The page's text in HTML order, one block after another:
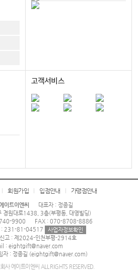
고객서비스
회원가입 입점안내 가맹점안내
이트이엔씨
대표자 : 정종길
경원대로1438, 3층(부평동, 대영빌딩)
9900
FAX : 070-8708-8886
: 231-81-04517
사업자정보확인
고 : 제2024-인천부평-2914호
: eightgift@naver.com
자 : 정종길 (eightgift@naver.com)
사 에이트이엔씨 ALL RIGHTS RESERVED.